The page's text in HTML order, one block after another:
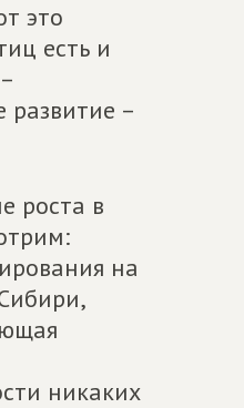
это
есть и
–
роста в
на
никаких